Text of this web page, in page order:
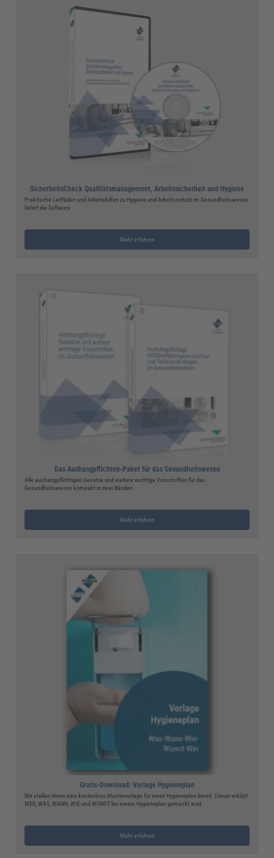
SicherheitsCheck Qualitätsmanagement, Arbeitssicherheit und Hygiene
Praktische Leitfäden und Arbeitshilfen zu Hygiene und Arbeitsschutz im Gesundheitswesen
liefert die Software
Mehr erfahren
Das Aushangpflichten-Paket für das Gesundheitswesen
Alle aushangpflichtigen Gesetze und weitere wichtige Vorschriften für das
Gesundheitswesen kompakt in zwei Bänden.
Mehr erfahren
Gratis-Download: Vorlage Hygieneplan
Wir stellen Ihnen eine kostenlose Mustervorlage für einen Hygieneplan bereit. Dieser erklärt
WER, WAS, WANN, WIE und WOMIT bei einem Hygieneplan gemacht wird.
Mehr erfahren